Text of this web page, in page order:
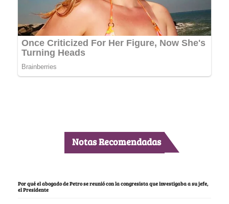
Notas Recomendadas
Por qué el abogado de Petro se reunió con la congresista que investigaba a su jefe,
el Presidente